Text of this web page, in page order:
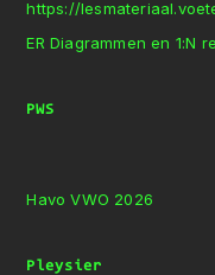
https://
ER Diagrammen en 1:N
PWS
Havo VWO 2026
Pleysier